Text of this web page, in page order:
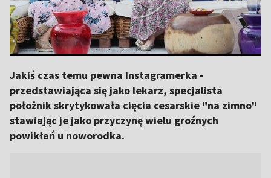
Jakiś czas temu pewna Instagramerka -
przedstawiająca się jako lekarz, specjalista
położnik skrytykowała cięcia cesarskie "na zimno"
stawiając je jako przyczynę wielu groźnych
powikłań u noworodka.